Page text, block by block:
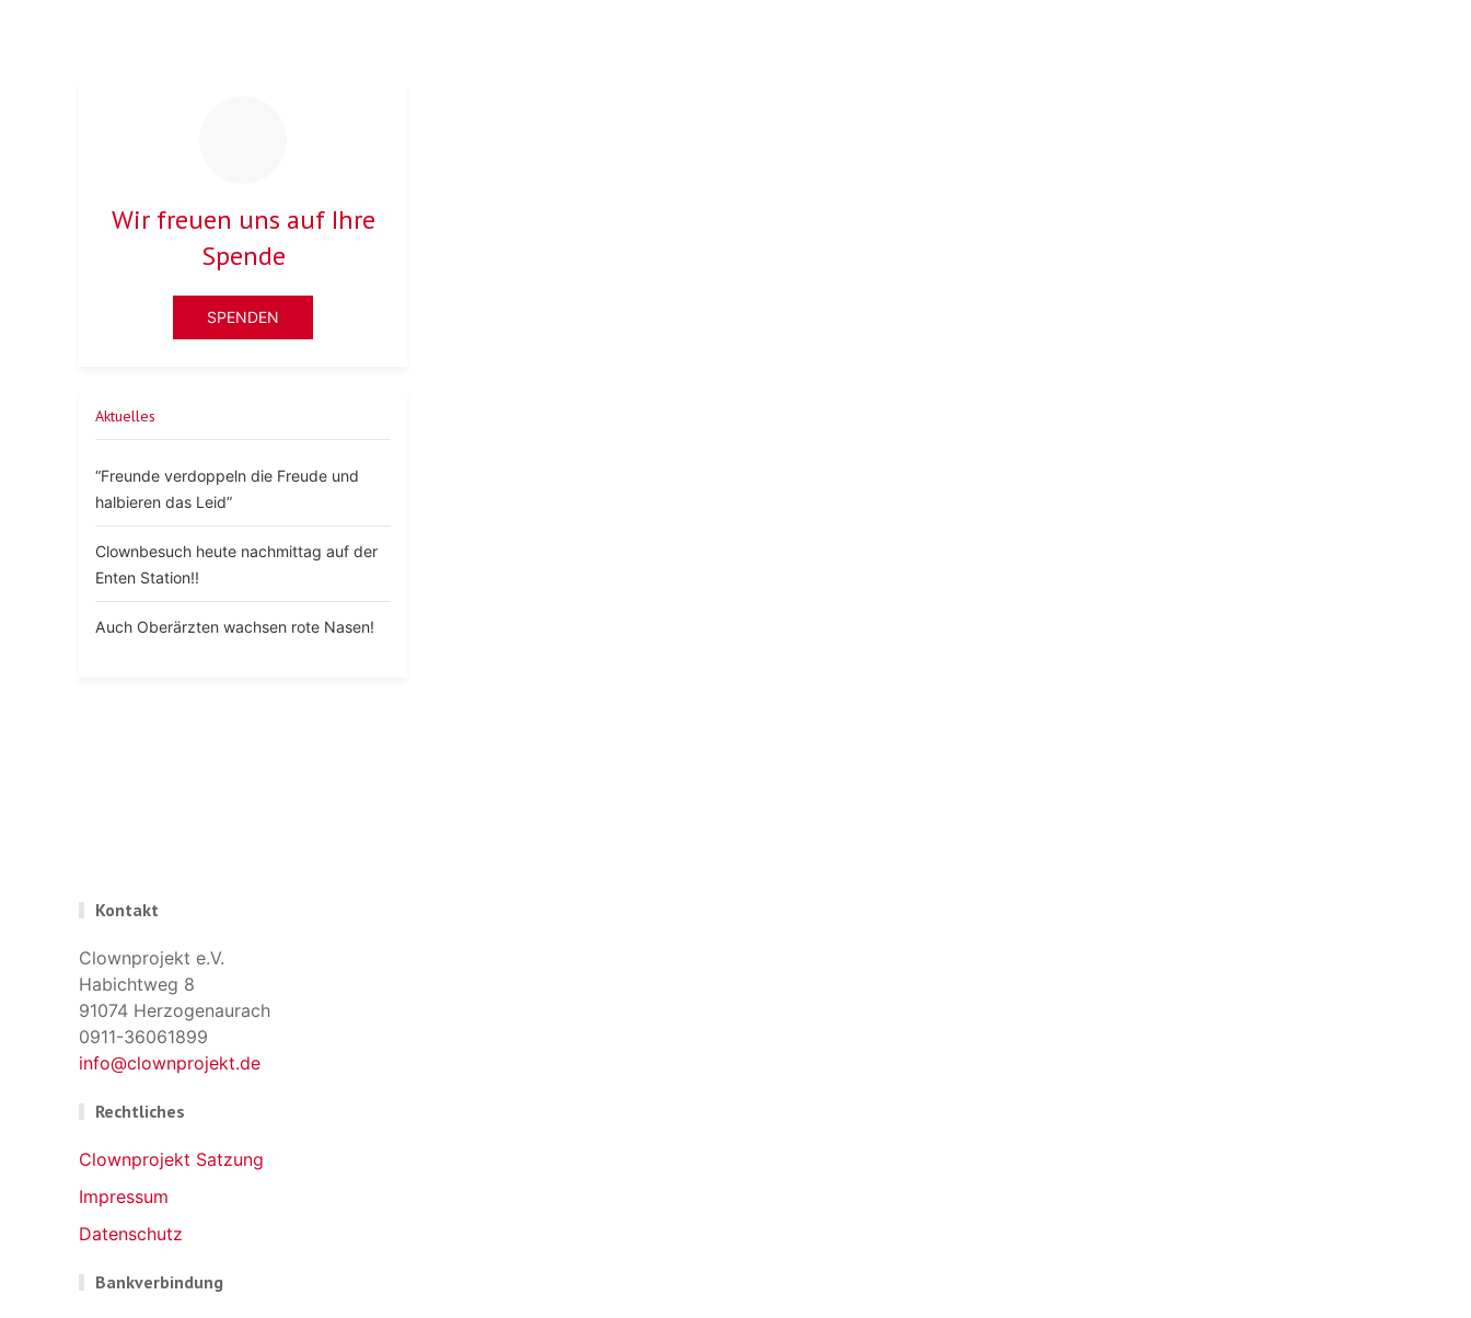
Wir freuen uns auf Ihre
Spende
SPENDEN
Aktuelles
“Freunde verdoppeln die Freude und
halbieren das Leid”
Clownbesuch heute nachmittag auf der
Enten Station!!
Auch Oberärzten wachsen rote Nasen!
Kontakt
Clownprojekt e.V.
Habichtweg 8
91074 Herzogenaurach
0911-36061899
info@clownprojekt.de
Rechtliches
Clownprojekt Satzung
Impressum
Datenschutz
Bankverbindung